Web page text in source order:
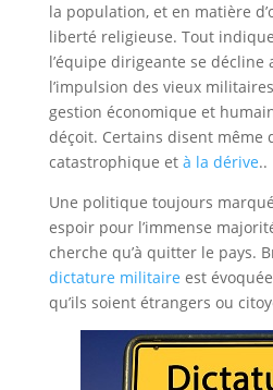
la population, et en matière
liberté religieuse. Tout
l’équipe dirigeante se décline
l’impulsion des vieux
gestion économique et
déçoit. Certains disent même
catastrophique et à la dérive..
Une politique toujours
espoir pour l’immense
cherche qu’à quitter le pays.
dictature militaire est
qu’ils soient étrangers ou